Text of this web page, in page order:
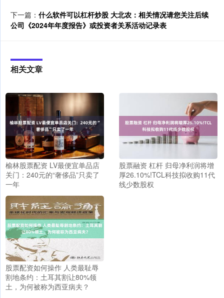
下一篇： 什么软件可以杠杆炒股 大北农：相关情况请您关注后续
公司《2024年年度报告》或投资者关系活动记录表
相关文章
榆林股票配资 LV最便宜单品店
关门：240元的“奢侈品”只卖了
一年
股票融资 杠杆 归母净利润将增
厚26.10%!TCL科技拟收购11代
线少数股权
股票配资如何操作 人类最耻辱
割地条约：土耳其割让80%领
土，为何被称为西亚病夫？